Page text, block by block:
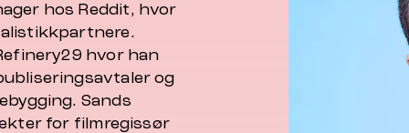
hos Reddit, hvor
hvor han
og
Sands
for filmregissør